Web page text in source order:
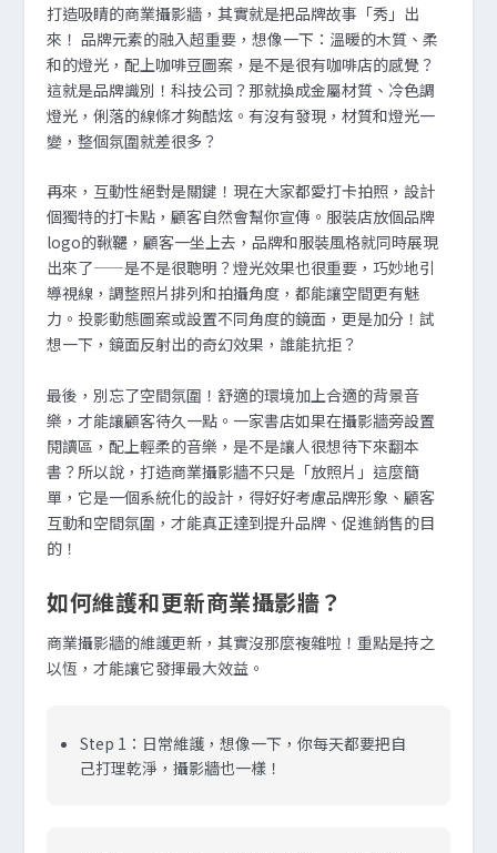
打造吸睛的商業攝影牆，其實就是把品牌故事「秀」出
來！ 品牌元素的融入超重要，想像一下：溫暖的木質、柔
和的燈光，配上咖啡豆圖案，是不是很有咖啡店的感覺？
這就是品牌識別！科技公司？那就換成金屬材質、冷色調
燈光，俐落的線條才夠酷炫。有沒有發現，材質和燈光一
變，整個氛圍就差很多？
再來，互動性絕對是關鍵！現在大家都愛打卡拍照，設計
個獨特的打卡點，顧客自然會幫你宣傳。服裝店放個品牌
logo的鞦韆，顧客一坐上去，品牌和服裝風格就同時展現
出來了——是不是很聰明？燈光效果也很重要，巧妙地引
導視線，調整照片排列和拍攝角度，都能讓空間更有魅
力。投影動態圖案或設置不同角度的鏡面，更是加分！試
想一下，鏡面反射出的奇幻效果，誰能抗拒？
最後，別忘了空間氛圍！舒適的環境加上合適的背景音
樂，才能讓顧客待久一點。一家書店如果在攝影牆旁設置
閱讀區，配上輕柔的音樂，是不是讓人很想待下來翻本
書？所以說，打造商業攝影牆不只是「放照片」這麼簡
單，它是一個系統化的設計，得好好考慮品牌形象、顧客
互動和空間氛圍，才能真正達到提升品牌、促進銷售的目
的！
如何維護和更新商業攝影牆？
商業攝影牆的維護更新，其實沒那麼複雜啦！重點是持之
以恆，才能讓它發揮最大效益。
Step 1：日常維護，想像一下，你每天都要把自
己打理乾淨，攝影牆也一樣！